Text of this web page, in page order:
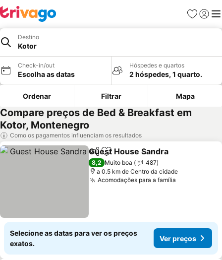
Favoritos
Iniciar
Destino
Kotor
Check-in/out
Escolha as datas
Hóspedes e quartos
2 hóspedes, 1 quarto.
Ordenar Filtrar Mapa
Compare preços de Bed & Breakfast em
Kotor, Montenegro
Como os pagamentos influenciam os resultados
PartilharAdicionar aos favoritos
Guest House Sandra
8,2 Muito boa
487
a 0.5 km de Centro da cidade
Acomodações para a família
Selecione as datas para ver os preços
exatos.
Ver preços